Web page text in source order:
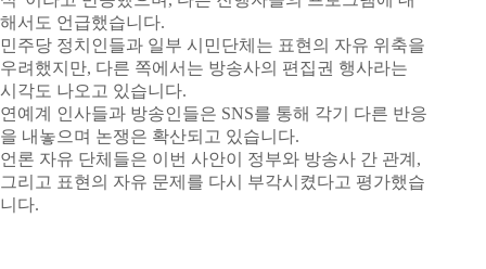
해서도 언급했습니다.
민주당 정치인들과 일부 시민단체는 표현의 자유 위축을
우려했지만, 다른 쪽에서는 방송사의 편집권 행사라는
시각도 나오고 있습니다.
연예계 인사들과 방송인들은 SNS를 통해 각기 다른 반응
을 내놓으며 논쟁은 확산되고 있습니다.
언론 자유 단체들은 이번 사안이 정부와 방송사 간 관계,
그리고 표현의 자유 문제를 다시 부각시켰다고 평가했습
니다.